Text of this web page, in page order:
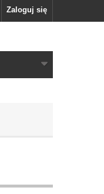
Zaloguj się